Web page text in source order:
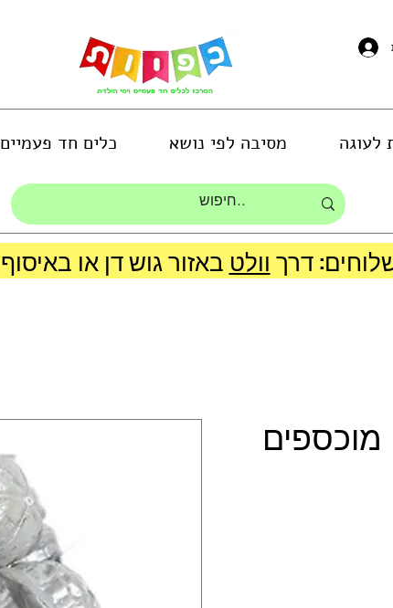
לעוגה מסיבה לפי נושא כלים חד פעמיים
דרך וולט
מוכספים